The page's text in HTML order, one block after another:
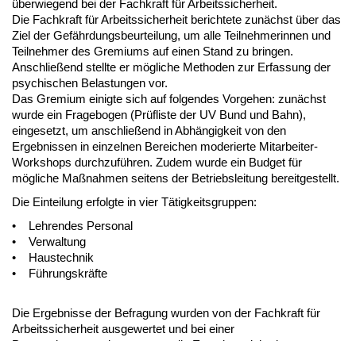
überwiegend bei der Fachkraft für Arbeitssicherheit.
Die Fachkraft für Arbeitssicherheit berichtete zunächst über das
Ziel der Gefährdungsbeurteilung, um alle Teilnehmerinnen und
Teilnehmer des Gremiums auf einen Stand zu bringen.
Anschließend stellte er mögliche Methoden zur Erfassung der
psychischen Belastungen vor.
Das Gremium einigte sich auf folgendes Vorgehen: zunächst
wurde ein Fragebogen (Prüfliste der UV Bund und Bahn),
eingesetzt, um anschließend in Abhängigkeit von den
Ergebnissen in einzelnen Bereichen moderierte Mitarbeiter-
Workshops durchzuführen. Zudem wurde ein Budget für
mögliche Maßnahmen seitens der Betriebsleitung bereitgestellt.
Die Einteilung erfolgte in vier Tätigkeitsgruppen:
• Lehrendes Personal
• Verwaltung
• Haustechnik
• Führungskräfte
Die Ergebnisse der Befragung wurden von der Fachkraft für
Arbeitssicherheit ausgewertet und bei einer